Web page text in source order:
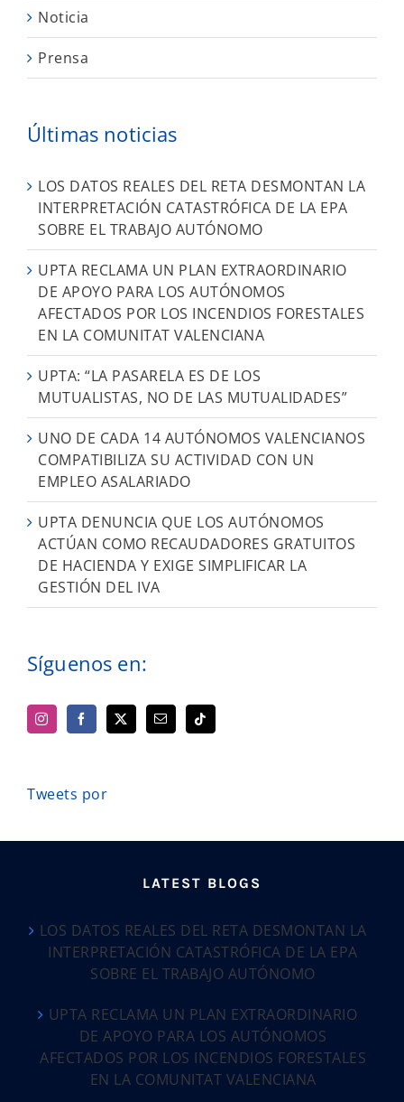
Noticia
Prensa
Últimas noticias
LOS DATOS REALES DEL RETA DESMONTAN LA
INTERPRETACIÓN CATASTRÓFICA DE LA EPA
SOBRE EL TRABAJO AUTÓNOMO
UPTA RECLAMA UN PLAN EXTRAORDINARIO
DE APOYO PARA LOS AUTÓNOMOS
AFECTADOS POR LOS INCENDIOS FORESTALES
EN LA COMUNITAT VALENCIANA
UPTA: “LA PASARELA ES DE LOS
MUTUALISTAS, NO DE LAS MUTUALIDADES”
UNO DE CADA 14 AUTÓNOMOS VALENCIANOS
COMPATIBILIZA SU ACTIVIDAD CON UN
EMPLEO ASALARIADO
UPTA DENUNCIA QUE LOS AUTÓNOMOS
ACTÚAN COMO RECAUDADORES GRATUITOS
DE HACIENDA Y EXIGE SIMPLIFICAR LA
GESTIÓN DEL IVA
Síguenos en:
Tweets por
LATEST BLOGS
LOS DATOS REALES DEL RETA DESMONTAN LA
INTERPRETACIÓN CATASTRÓFICA DE LA EPA
SOBRE EL TRABAJO AUTÓNOMO
UPTA RECLAMA UN PLAN EXTRAORDINARIO
DE APOYO PARA LOS AUTÓNOMOS
AFECTADOS POR LOS INCENDIOS FORESTALES
EN LA COMUNITAT VALENCIANA